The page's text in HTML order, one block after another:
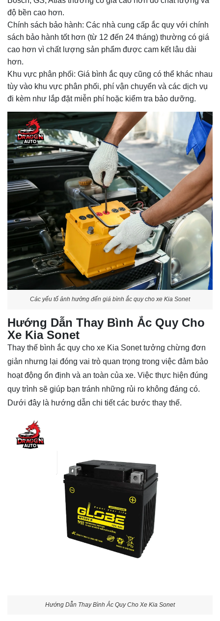
độ bền cao hơn.
Chính sách bảo hành: Các nhà cung cấp ắc quy với chính
sách bảo hành tốt hơn (từ 12 đến 24 tháng) thường có giá
cao hơn vì chất lượng sản phẩm được cam kết lâu dài
hơn.
Khu vực phân phối: Giá bình ắc quy cũng có thể khác nhau
tùy vào khu vực phân phối, phí vận chuyển và các dịch vụ
đi kèm như lắp đặt miễn phí hoặc kiểm tra bảo dưỡng.
Các yếu tố ảnh hưởng đến giá bình ắc quy cho xe Kia Sonet
Hướng Dẫn Thay Bình Ắc Quy Cho
Xe Kia Sonet
Thay thế bình ắc quy cho xe Kia Sonet tưởng chừng đơn
giản nhưng lại đóng vai trò quan trọng trong việc đảm bảo
hoạt động ổn định và an toàn của xe. Việc thực hiện đúng
quy trình sẽ giúp bạn tránh những rủi ro không đáng có.
Dưới đây là hướng dẫn chi tiết các bước thay thế.
Hướng Dẫn Thay Bình Ắc Quy Cho Xe Kia Sonet